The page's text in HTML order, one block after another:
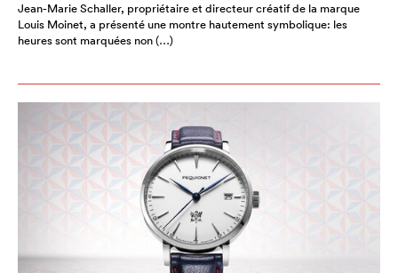
Jean-Marie Schaller, propriétaire et directeur créatif de la marque
Louis Moinet, a présenté une montre hautement symbolique: les
heures sont marquées non (…)